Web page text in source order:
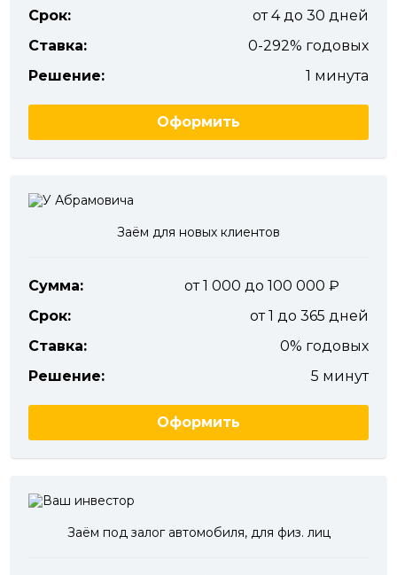
Срок:
от 4 до 30 дней
Ставка:
0-292% годовых
Решение:
1 минута
Оформить
Заём для новых клиентов
Сумма:
от 1 000 до 100 000
Срок:
от 1 до 365 дней
Ставка:
0% годовых
Решение:
5 минут
Оформить
Заём под залог автомобиля, для физ. лиц